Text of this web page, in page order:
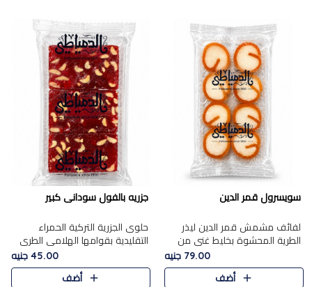
سويسرول قمر الدين
لفائف مشمش قمر الدين ليذر
الطرية المحشوة بخليط غني من
جوز الهند الأبيض والمكسرات
الفاخرة، يقدم المذاق الحلو
الطبيعي لقمر الدين و تجمع بين
79.00 جنيه
أضف
جزريه بالفول سودانى كبير
حلوى الجزرية التركية الحمراء
التقليدية بقوامها الهلامي الطري
ولونها الأحمر المميز، محشوة
بسخاء بالفول السوداني المحمص
لتمنحك توازنًا رائعًا ..
45.00 جنيه
أضف